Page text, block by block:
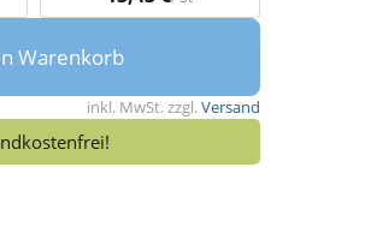
Warenkorb
inkl. MwSt. zzgl.Versand